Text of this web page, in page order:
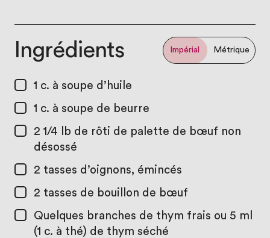
Ingrédients Impérial Métrique
1 c. à soupe d’huile
1 c. à soupe de beurre
2 1/4 lb de rôti de palette de bœuf non
désossé
2 tasses d’oignons, émincés
2 tasses de bouillon de bœuf
Quelques branches de thym frais ou 5 ml
(1 c. à thé) de thym séché